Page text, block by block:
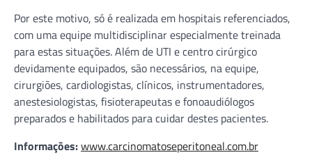
Por este motivo, só é realizada em hospitais referenciados,
com uma equipe multidisciplinar especialmente treinada
para estas situações. Além de UTI e centro cirúrgico
devidamente equipados, são necessários, na equipe,
cirurgiões, cardiologistas, clínicos, instrumentadores,
anestesiologistas, fisioterapeutas e fonoaudiólogos
preparados e habilitados para cuidar destes pacientes.
Informações:www.carcinomatoseperitoneal.com.br